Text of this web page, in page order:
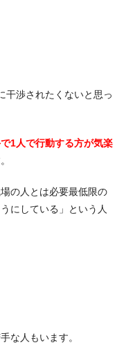
干渉されたくないと思っ
で1人で行動する方が気楽
の人とは必要最低限の
にしている」という人
な人もいます。